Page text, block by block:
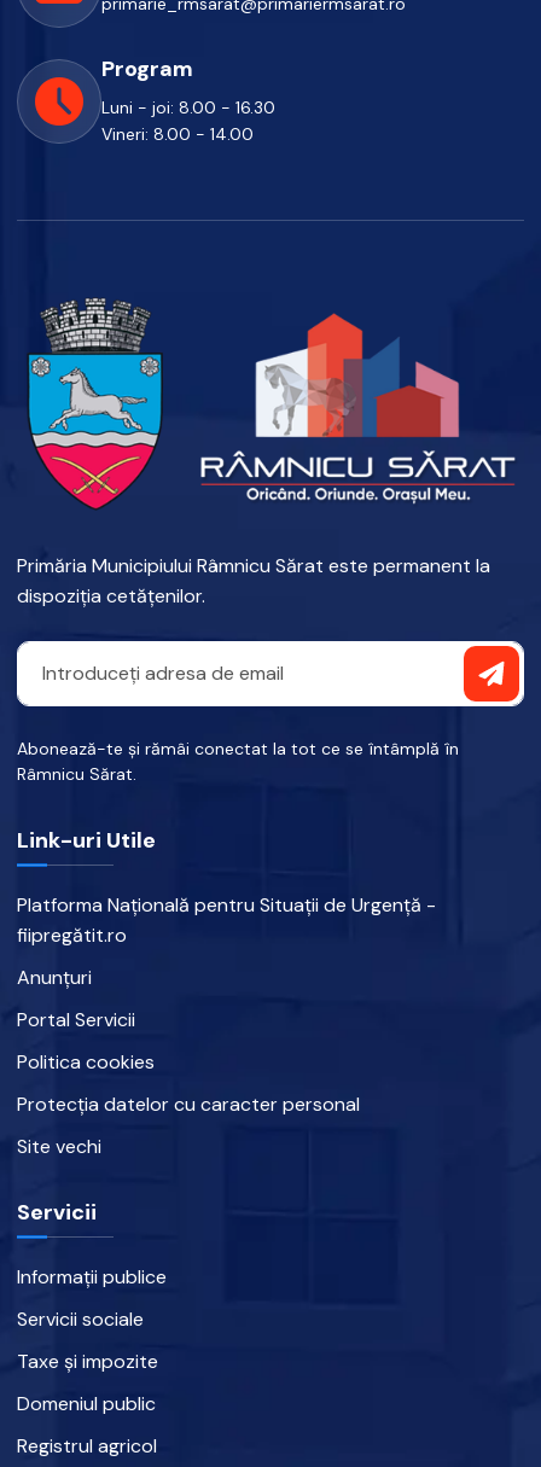
Program
Luni - joi: 8.00 - 16.30
Vineri: 8.00 - 14.00
Primăria Municipiului Râmnicu Sărat este permanent la
dispoziția cetățenilor.
Abonează-te și rămâi conectat la tot ce se întâmplă în
Râmnicu Sărat.
Link-uri Utile
Platforma Națională pentru Situații de Urgență -
fiipregătit.ro
Anunțuri
Portal Servicii
Politica cookies
Protecția datelor cu caracter personal
Site vechi
Servicii
Informații publice
Servicii sociale
Taxe și impozite
Domeniul public
Registrul agricol